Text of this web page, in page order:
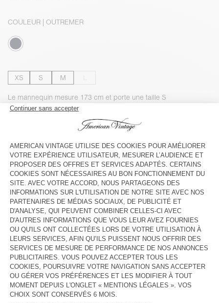
COULEUR | OUTREMER
XS S M
Le mannequin mesure 173 cm et porte une taille S
GUIDE DES TAILLES
entre le mardi 11 août et le jeudi 13 août
AJOUTER AU PANIER
VOIR LA DISPONIBILITE EN MAGASIN
VOIR LE LOOK
DESCRIPTION
TAILLE ET COUPE